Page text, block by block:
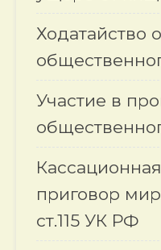
Ходатайство
Участие в
приговор
ст.115 УК РФ